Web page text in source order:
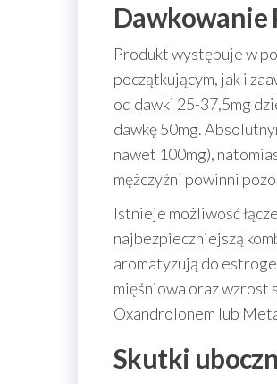
Dawkowanie
Produkt występuje w
początkującym, jak i
od dawki 25-37,5mg
dawkę 50mg.
nawet 100mg),
mężczyźni powinni
Istnieje możliwość
najbezpieczniejszą
aromatyzują do
mięśniowa oraz wzrost
Oxandrolonem lub
Skutki